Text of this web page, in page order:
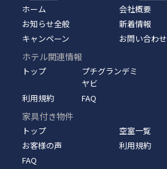
ホーム
会社概要
お知らせ全般
新着情報
キャンペーン
お問い合わせ
ホテル関連情報
トップ
プチグランデミ
ヤビ
利用規約
FAQ
家具付き物件
トップ
空室一覧
お客様の声
利用規約
FAQ